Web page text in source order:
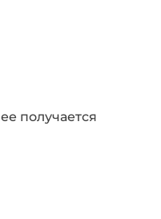
получается